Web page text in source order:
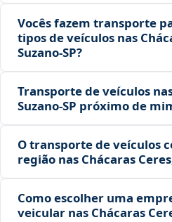
Vocês fazem transporte
tipos de veículos nas
Suzano‑SP?
Transporte de veículos
Suzano‑SP próximo de
O transporte de veículos
região nas Chácaras
Como escolher uma
veicular nas Chácaras